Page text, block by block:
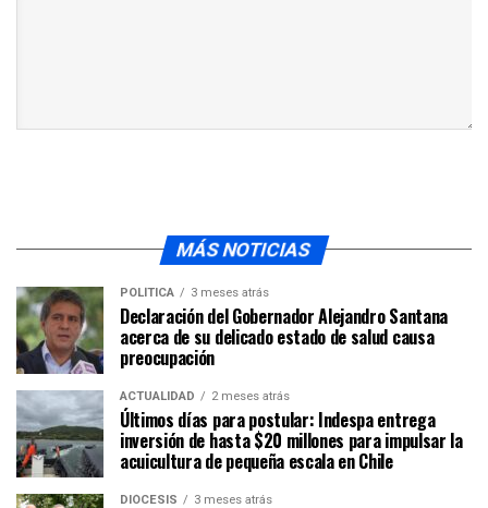
MÁS NOTICIAS
POLÍTICA 3 meses atrás
Declaración del Gobernador Alejandro Santana
acerca de su delicado estado de salud causa
preocupación
ACTUALIDAD 2 meses atrás
Últimos días para postular: Indespa entrega
inversión de hasta $20 millones para impulsar la
acuicultura de pequeña escala en Chile
DIÓCESIS 3 meses atrás